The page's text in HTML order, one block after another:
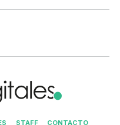
STAFF CONTACTO